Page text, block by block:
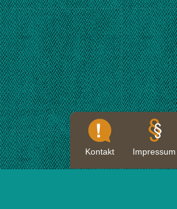
Kontakt Impressum